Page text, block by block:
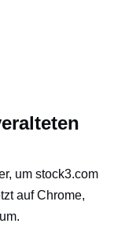
um stock3.com
auf Chrome,